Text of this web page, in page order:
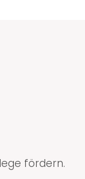
fördern.